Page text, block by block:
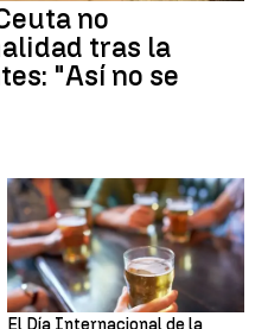
no
tras la
"Así no se
El Día Internacional de la